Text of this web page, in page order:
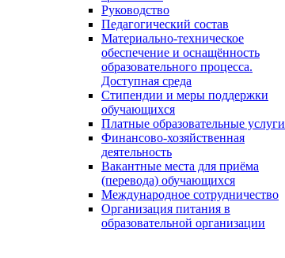
Руководство
Педагогический состав
Материально-техническое
обеспечение и оснащённость
образовательного процесса.
Доступная среда
Стипендии и меры поддержки
обучающихся
Платные образовательные услуги
Финансово-хозяйственная
деятельность
Вакантные места для приёма
(перевода) обучающихся
Международное сотрудничество
Организация питания в
образовательной организации